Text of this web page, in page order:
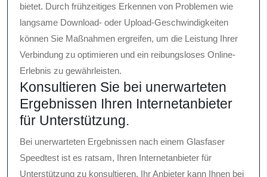
bietet. Durch frühzeitiges Erkennen von Problemen wie
langsame Download- oder Upload-Geschwindigkeiten
können Sie Maßnahmen ergreifen, um die Leistung Ihrer
Verbindung zu optimieren und ein reibungsloses Online-
Erlebnis zu gewährleisten.
Konsultieren Sie bei unerwarteten
Ergebnissen Ihren Internetanbieter
für Unterstützung.
Bei unerwarteten Ergebnissen nach einem Glasfaser
Speedtest ist es ratsam, Ihren Internetanbieter für
Unterstützung zu konsultieren. Ihr Anbieter kann Ihnen bei